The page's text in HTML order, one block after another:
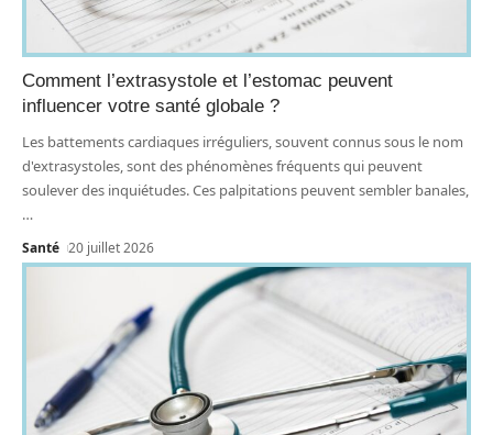
Comment l’extrasystole et l’estomac peuvent
influencer votre santé globale ?
Les battements cardiaques irréguliers, souvent connus sous le nom
d'extrasystoles, sont des phénomènes fréquents qui peuvent
soulever des inquiétudes. Ces palpitations peuvent sembler banales,
…
Santé 20 juillet 2026